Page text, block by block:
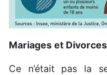
Mariages et
Ce n’était pas la